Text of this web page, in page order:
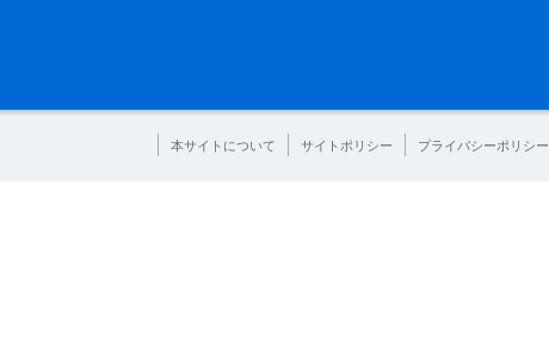
本サイトについて サイトポリシー プライバシーポリシー